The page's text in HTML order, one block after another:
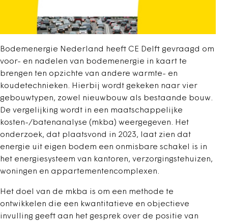
Bodemenergie Nederland heeft CE Delft gevraagd om
voor- en nadelen van bodemenergie in kaart te
brengen ten opzichte van andere warmte- en
koudetechnieken. Hierbij wordt gekeken naar vier
gebouwtypen, zowel nieuwbouw als bestaande bouw.
De vergelijking wordt in een maatschappelijke
kosten-/batenanalyse (mkba) weergegeven. Het
onderzoek, dat plaatsvond in 2023, laat zien dat
energie uit eigen bodem een onmisbare schakel is in
het energiesysteem van kantoren, verzorgingstehuizen,
woningen en appartementencomplexen.
Het doel van de mkba is om een methode te
ontwikkelen die een kwantitatieve en objectieve
invulling geeft aan het gesprek over de positie van